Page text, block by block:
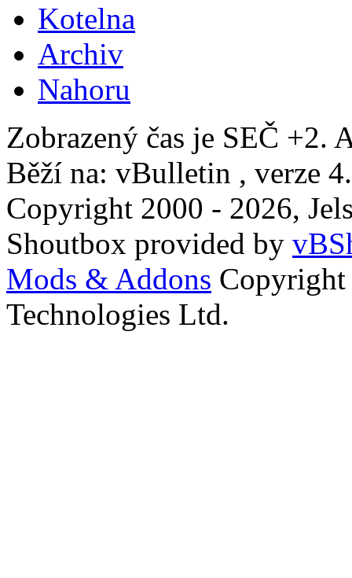
Kotelna
Archiv
Nahoru
Zobrazený čas je SEČ +2.
Běží na: vBulletin , verze
Copyright 2000 - 2026,
Shoutbox provided by
Mods & Addons
Technologies Ltd.